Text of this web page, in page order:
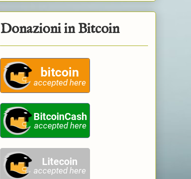
Donazioni in Bitcoin